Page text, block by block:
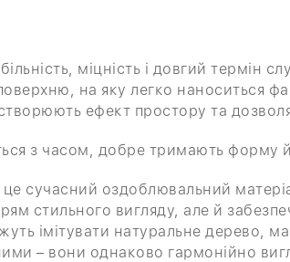
міцність і довгий термін
на яку легко наноситься
ефект простору та
з часом, добре тримають форму
сучасний оздоблювальний
стильного вигляду, але й
імітувати натуральне дерево,
– вони однаково гармонійно